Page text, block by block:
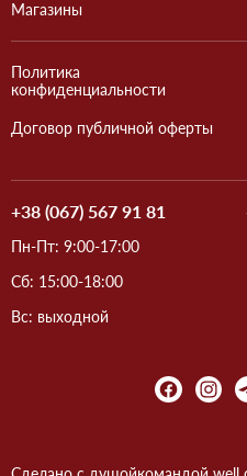
Магазины
Политика
конфиденциальности
Договор публичной оферты
+38 (067) 567 91 81
Пн-Пт: 9:00-17:00
Сб: 15:00-18:00
Вс: выходной